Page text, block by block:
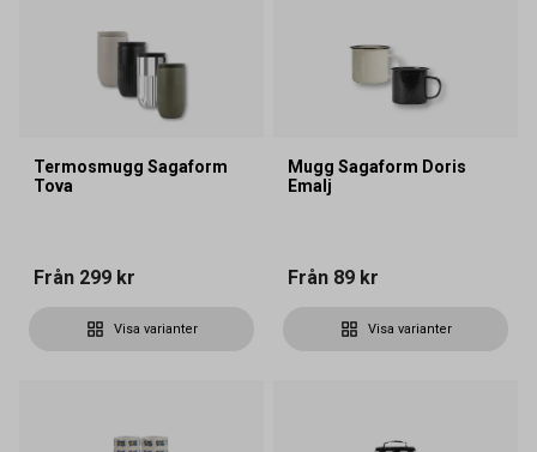
Termosmugg Sagaform
Tova
Från 299 kr
Visa varianter
Mugg Sagaform Doris
Emalj
Från 89 kr
Visa varianter